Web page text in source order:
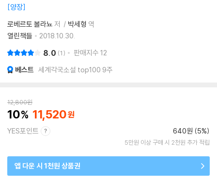
양장
로베르토 볼라뇨 저 박세형 역
열린책들
2018.10.30.
8.0 1 판매지수 12
베스트 세계각국소설 top100 9주
12,800원
10 11,520
YES포인트 640원 (5%)
5만원 이상 구매 시 2천원 추가 적립
앱 다운 시 1천원 상품권